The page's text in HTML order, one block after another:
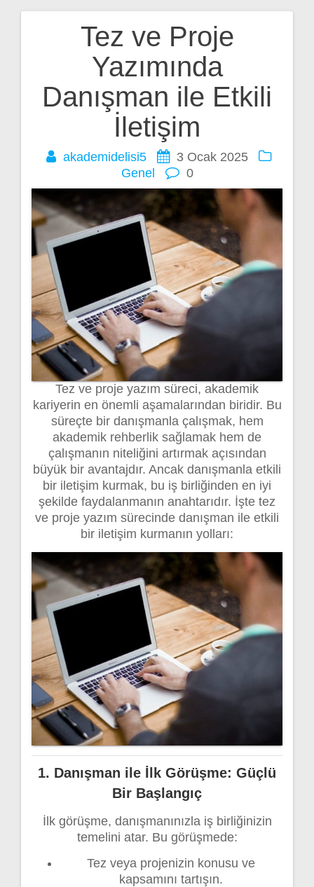
Tez ve Proje
Yazımında
Danışman ile Etkili
İletişim
akademidelisi5
3 Ocak 2025
Genel
0
Tez ve proje yazım süreci, akademik
kariyerin en önemli aşamalarından biridir. Bu
süreçte bir danışmanla çalışmak, hem
akademik rehberlik sağlamak hem de
çalışmanın niteliğini artırmak açısından
büyük bir avantajdır. Ancak danışmanla etkili
bir iletişim kurmak, bu iş birliğinden en iyi
şekilde faydalanmanın anahtarıdır. İşte tez
ve proje yazım sürecinde danışman ile etkili
bir iletişim kurmanın yolları:
1. Danışman ile İlk Görüşme: Güçlü
Bir Başlangıç
İlk görüşme, danışmanınızla iş birliğinizin
temelini atar. Bu görüşmede:
Tez veya projenizin konusu ve
kapsamını tartışın.
gezinmesi